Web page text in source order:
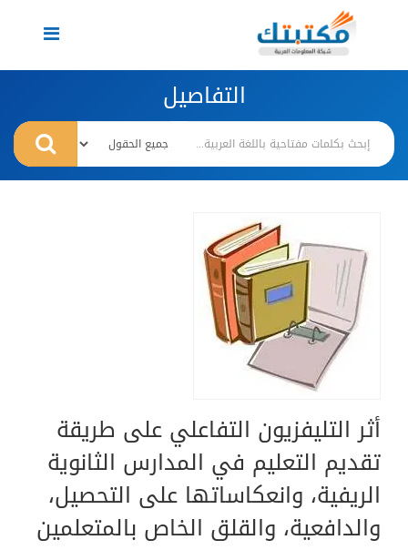
Toggle
navigation
التفاصيل
أثر التليفزيون التفاعلي على طريقة
تقديم التعليم في المدارس الثانوية
الريفية، وانعكاساتها على التحصيل،
والدافعية، والقلق الخاص بالمتعلمين